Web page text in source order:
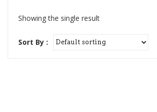
Showing the single result
Sort By :